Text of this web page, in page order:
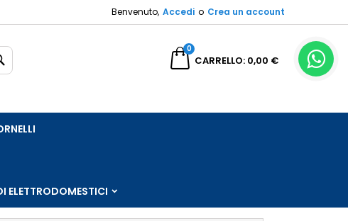
Benvenuto, Accedi o Crea un account
CARRELLO
0
0,00 €
ELETTRODOMESTICI
lista
Accedi